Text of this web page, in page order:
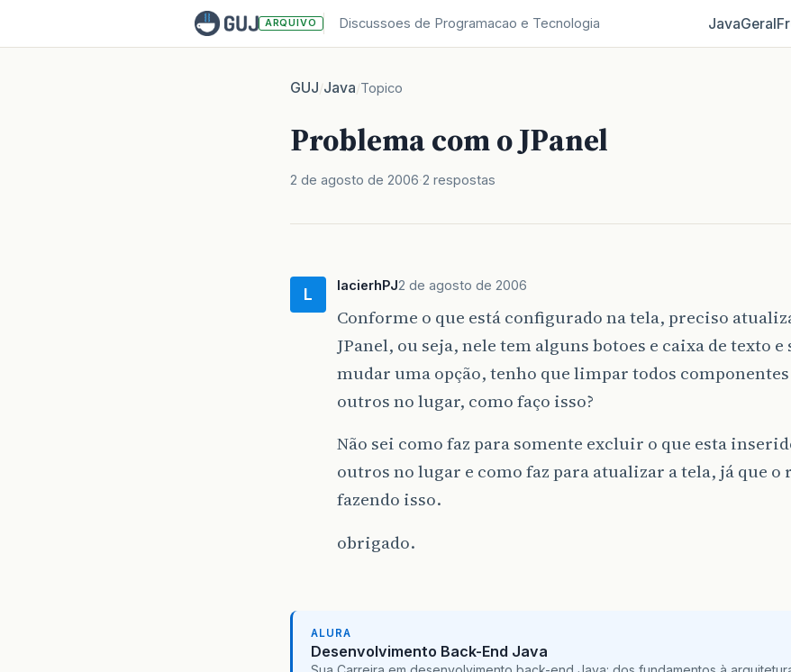
ARQUIVO Discussoes de Programacao e Tecnologia JavaGeral
GUJ/Java/Topico
Problema com o JPanel
2 de agosto de 2006 2 respostas
L lacierhPJ2 de agosto de 2006
Conforme o que está configurado na tela, preciso
JPanel, ou seja, nele tem alguns botoes e caixa de texto
mudar uma opção, tenho que limpar todos
outros no lugar, como faço isso?
Não sei como faz para somente excluir o que esta
outros no lugar e como faz para atualizar a tela, já que o
fazendo isso.
obrigado.
ALURA
Desenvolvimento Back-End Java